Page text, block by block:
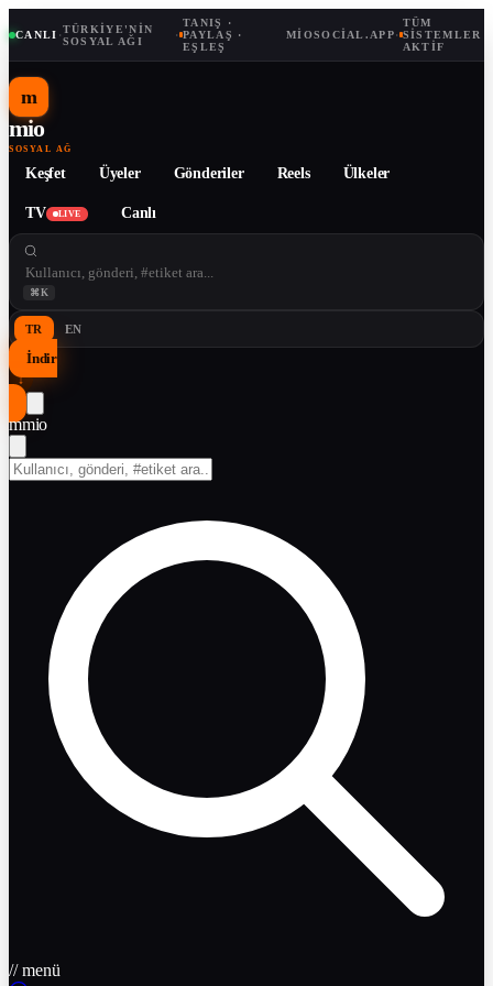
CANLI ·TÜRKIYE'NIN
SOSYAL AĞI
·
TANIŞ ·
PAYLAŞ ·
EŞLEŞ
MIOSOCIAL.APP·
TÜM
SISTEMLER
AKTIF
m
mio
SOSYAL AĞ
Keşfet Üyeler Gönderiler Reels Ülkeler
TV LIVE Canlı
⌘K
TR EN
İndir
↓
mmio
// menü